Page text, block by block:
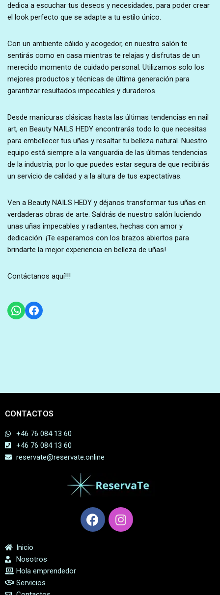
dedica a escuchar tus deseos y necesidades, para poder crear
el look perfecto que se adapte a tu estilo único.
Con un ambiente cálido y acogedor, en nuestro salón te
sentirás como en casa mientras te relajas y disfrutas de un
merecido momento de cuidado personal. Utilizamos solo los
mejores productos y técnicas de última generación para
garantizar resultados impecables y duraderos.
Desde manicuras clásicas hasta las últimas tendencias en nail
art, en Beauty NAILS HEDY encontrarás todo lo que necesitas
para embellecer tus uñas y resaltar tu belleza natural. Nuestro
equipo está siempre a la vanguardia de las últimas tendencias
de la industria, por lo que puedes estar segura de que recibirás
un servicio de calidad y a la altura de tus expectativas.
Ven a Beauty NAILS HEDY y déjanos transformar tus uñas en
verdaderas obras de arte. Saldrás de nuestro salón luciendo
unas uñas impecables y radiantes, hechas con amor y
dedicación. ¡Te esperamos con los brazos abiertos para
brindarte la mejor experiencia en belleza de uñas!
Contáctanos aquí!!!
CONTACTOS
+46 76 084 13 60
+46 76 084 13 60
reservate@reservate.online
Inicio
Nosotros
Hola emprendedor
Servicios